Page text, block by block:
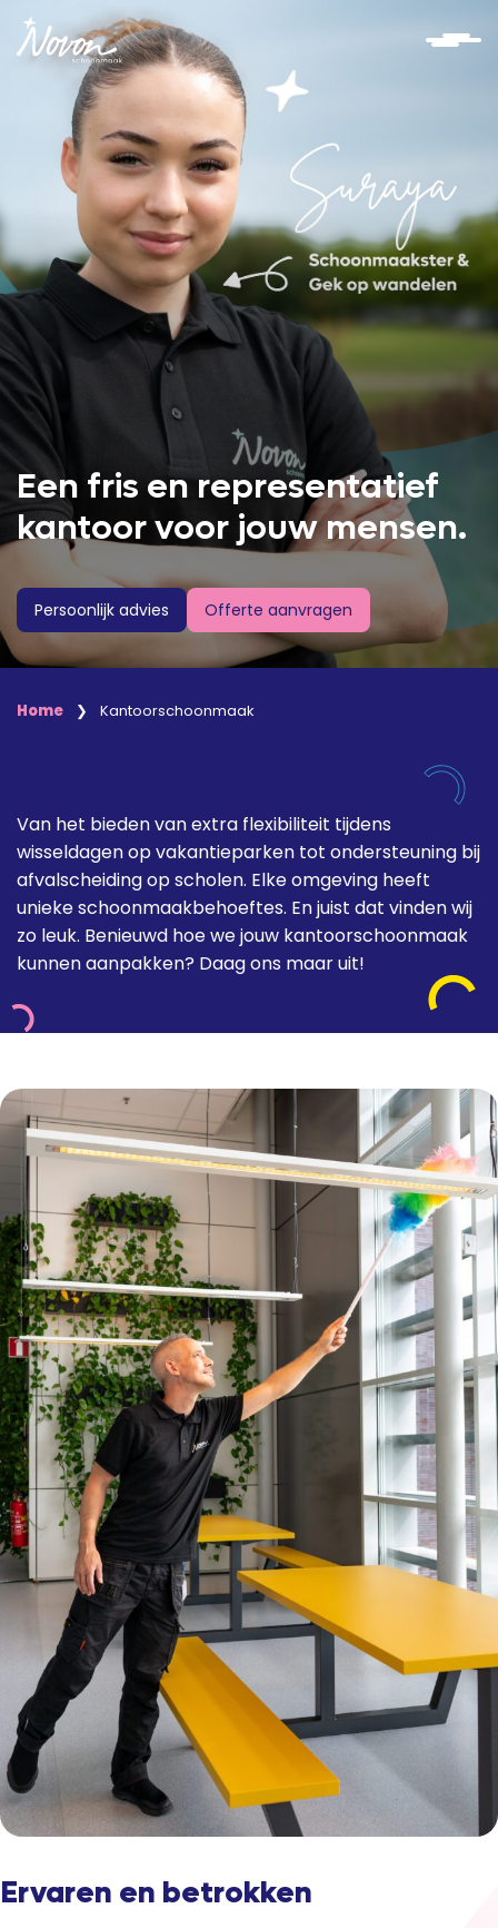
Een fris en representatief
kantoor voor jouw mensen.
Persoonlijk advies Offerte aanvragen
Home ❯ Kantoorschoonmaak
Van het bieden van extra flexibiliteit tijdens
wisseldagen op vakantieparken tot ondersteuning bij
afvalscheiding op scholen. Elke omgeving heeft
unieke schoonmaakbehoeftes. En juist dat vinden wij
zo leuk. Benieuwd hoe we jouw kantoorschoonmaak
kunnen aanpakken? Daag ons maar uit!
Ervaren en betrokken